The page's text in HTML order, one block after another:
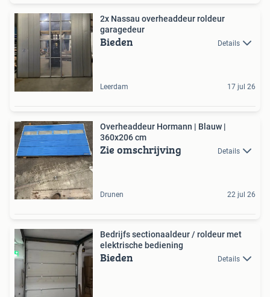
2x Nassau overheaddeur roldeur
garagedeur
Bieden Details
Leerdam 17 jul 26
Overheaddeur Hormann | Blauw |
360x206 cm
Zie omschrijving Details
Drunen 22 jul 26
Bedrijfs sectionaaldeur / roldeur met
elektrische bediening
Bieden Details